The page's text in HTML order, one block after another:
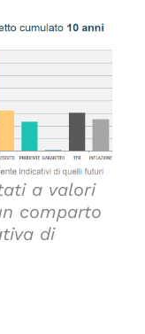
a valori
comparto
di